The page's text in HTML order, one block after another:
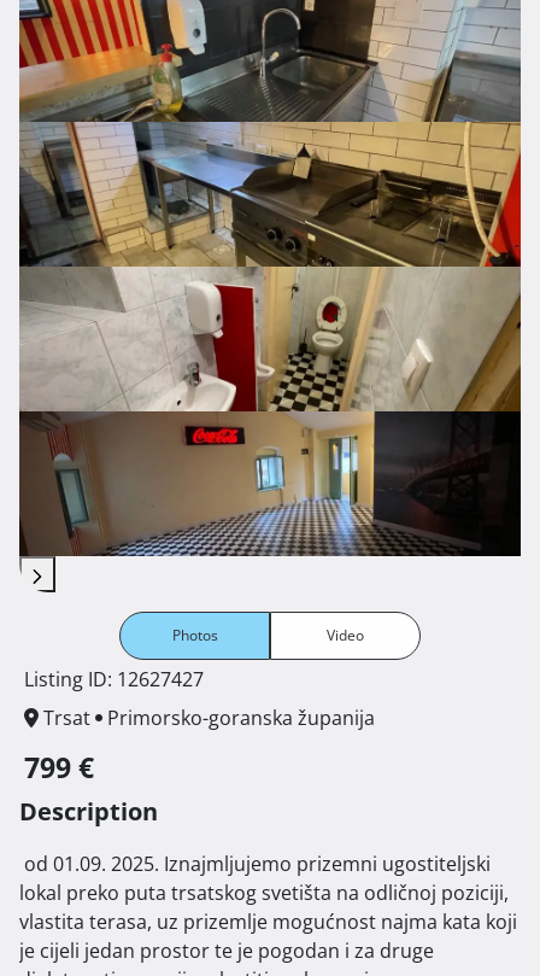
Photos Video
Listing ID: 12627427
Trsat
Primorsko-goranska županija
799 €
Description
lokal preko puta trsatskog svetišta na odličnoj poziciji,
vlastita terasa, uz prizemlje mogućnost najma kata koji
je cijeli jedan prostor te je pogodan i za druge